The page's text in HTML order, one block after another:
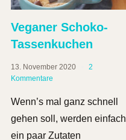
Veganer Schoko-
Tassenkuchen
13. November 2020
2
Kommentare
Wenn’s mal ganz schnell
gehen soll, werden einfach
ein paar Zutaten